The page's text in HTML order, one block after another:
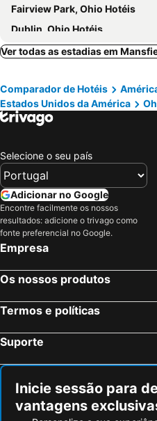
Fairview Park, Ohio Hotéis
Dublin, Ohio Hotéis
Canal Winchester, Ohio Hotéis
Orlando, Flórida Hotéis
Las Vegas, Nevada Hotéis
Chicago, Ilinóis Hotéis
Boston, Massachusetts Hotéis
Ver todas as estadias em
Comparador de Hotéis
Estados Unidos da América
Selecione o seu país
Adicionar no Google
Encontre facilmente os nossos
resultados: adicione o trivago como
fonte preferencial no Google.
Empresa
Os nossos produtos
Termos e políticas
Suporte
Inicie sessão para
vantagens